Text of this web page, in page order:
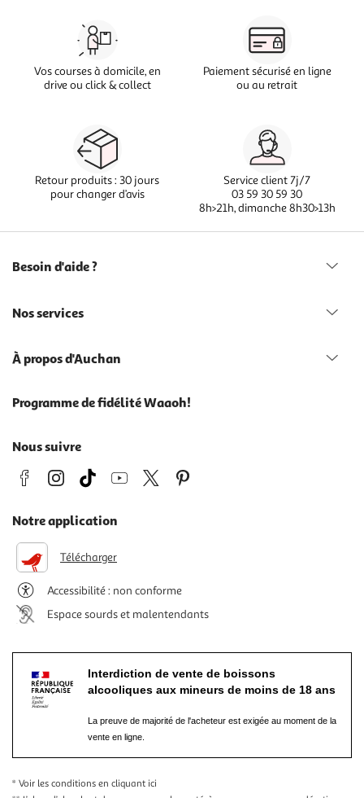
Vos courses à domicile, en
drive ou click & collect
Paiement sécurisé en ligne
ou au retrait
Retour produits : 30 jours
pour changer d’avis
Service client 7j/7
03 59 30 59 30
8h>21h, dimanche 8h30>13h
Besoin d'aide ?
Nos services
À propos d'Auchan
Programme de fidélité Waaoh!
Nous suivre
Notre application
Télécharger
Accessibilité : non conforme
Espace sourds et malentendants
Interdiction de vente de boissons
alcooliques aux mineurs de moins de 18 ans
La preuve de majorité de l'acheteur est exigée au moment de la
vente en ligne.
* Voir les conditions en cliquant ici